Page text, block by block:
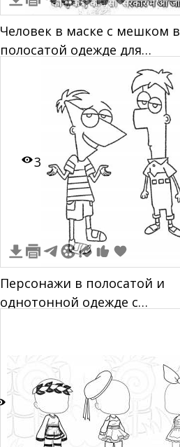
Человек в маске с мешком в
полосатой одежде для
грабителей и текст на хинди
3
Персонажи в полосатой и
однотонной одежде с